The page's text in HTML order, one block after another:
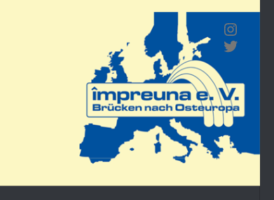
Wir bei
Twitter